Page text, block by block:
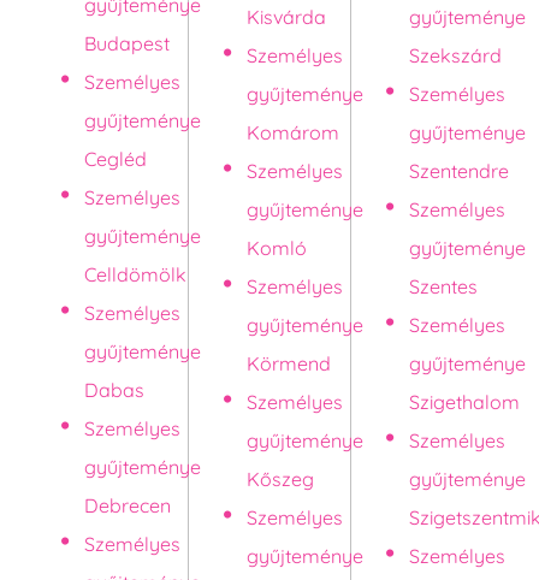
Budapest
Személyes
gyűjteménye
Cegléd
Személyes
gyűjteménye
Celldömölk
Személyes
gyűjteménye
Dabas
Személyes
gyűjteménye
Debrecen
Személyes
Kisvárda
Személyes
gyűjteménye
Komárom
Személyes
gyűjteménye
Komló
Személyes
gyűjteménye
Körmend
Személyes
gyűjteménye
Kőszeg
Személyes
gyűjteménye
gyűjteménye
Szekszárd
Személyes
gyűjteménye
Szentendre
Személyes
gyűjteménye
Szentes
Személyes
gyűjteménye
Szigethalom
Személyes
gyűjteménye
Személyes